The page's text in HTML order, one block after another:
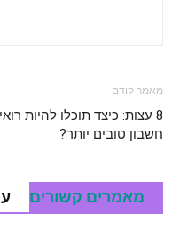
מאמר קודם
8 עצות: כיצד תוכלו להיות רואי
חשבון טובים יותר?
מאמרים קשורים